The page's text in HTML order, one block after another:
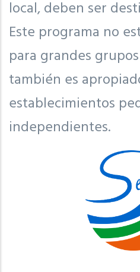
local, deben ser
Este programa no
para grandes
también es
establecimientos
independientes.